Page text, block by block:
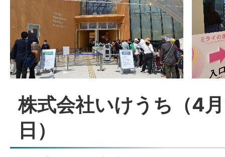
株式会社いけうち（4
日）